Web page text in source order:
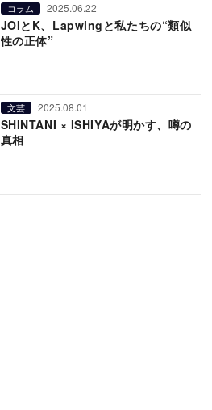
コラム 2025.06.22
JOIとK、Lapwingと私たちの“類似
性の正体”
文芸 2025.08.01
SHINTANI × ISHIYAが明かす、噂の
真相